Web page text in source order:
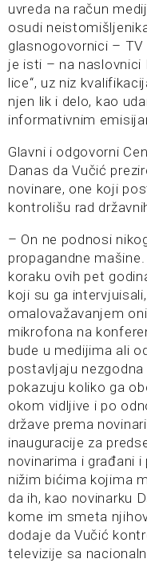
uvreda na račun
osudi
glasnogovornici –
je isti – na naslovnici
lice“, uz niz
njen lik i delo, kao
informativnim
Glavni i odgovorni
Danas da Vučić
novinare, one koji
kontrolišu rad
– On ne podnosi
propagandne
koraku ovih pet
koji su ga
omalovažavanjem
mikrofona na
bude u medijima ali
postavljaju
pokazuju koliko ga
okom vidljive i po
države prema
inauguracije za
novinarima i građani
nižim bićima kojima
da ih, kao novinarku
kome im smeta
dodaje da Vučić
televizije sa